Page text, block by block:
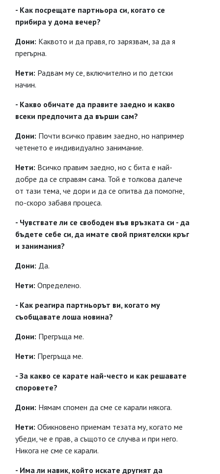
- Как посрещате партньора си, когато се
прибира у дома вечер?
Дони: Каквото и да правя, го зарязвам, за да я
прегърна.
Нети: Радвам му се, включително и по детски
начин.
- Какво обичате да правите заедно и какво
всеки предпочита да върши сам?
Дони: Почти всичко правим заедно, но например
четенето е индивидуално занимание.
Нети: Всичко правим заедно, но с бита е най-
добре да се справям сама. Той е толкова далече
от тази тема, че дори и да се опитва да помогне,
по-скоро забавя процеса.
- Чувствате ли се свободен във връзката си - да
бъдете себе си, да имате свой приятелски кръг
и занимания?
Дони: Да.
Нети: Определено.
- Как реагира партньорът ви, когато му
съобщавате лоша новина?
Дони: Прегръща ме.
Нети: Прегръща ме.
- За какво се карате най-често и как решавате
споровете?
Дони: Нямам спомен да сме се карали някога.
Нети: Обикновено приемам тезата му, когато ме
убеди, че е прав, а същото се случва и при него.
Никога не сме се карали.
- Има ли навик, който искате другият да